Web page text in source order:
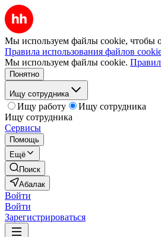
Мы используем файлы cookie, чтобы
Правила использования файлов
Мы используем файлы cookie.
Понятно
Ищу сотрудника
Ищу работу
Ищу сотрудника
Ищу сотрудника
Сервисы
Помощь
Ещё
Поиск
Абалак
Войти
Войти
Зарегистрироваться